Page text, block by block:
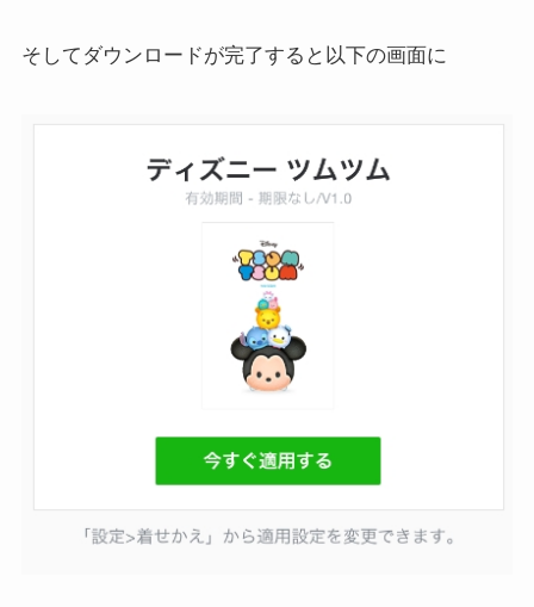
そしてダウンロードが完了すると以下の画面に